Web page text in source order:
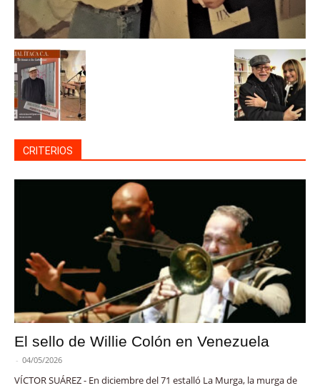
CRITERIOS
El sello de Willie Colón en Venezuela
- 04/05/2026
VÍCTOR SUÁREZ - En diciembre del 71 estalló La Murga, la murga de